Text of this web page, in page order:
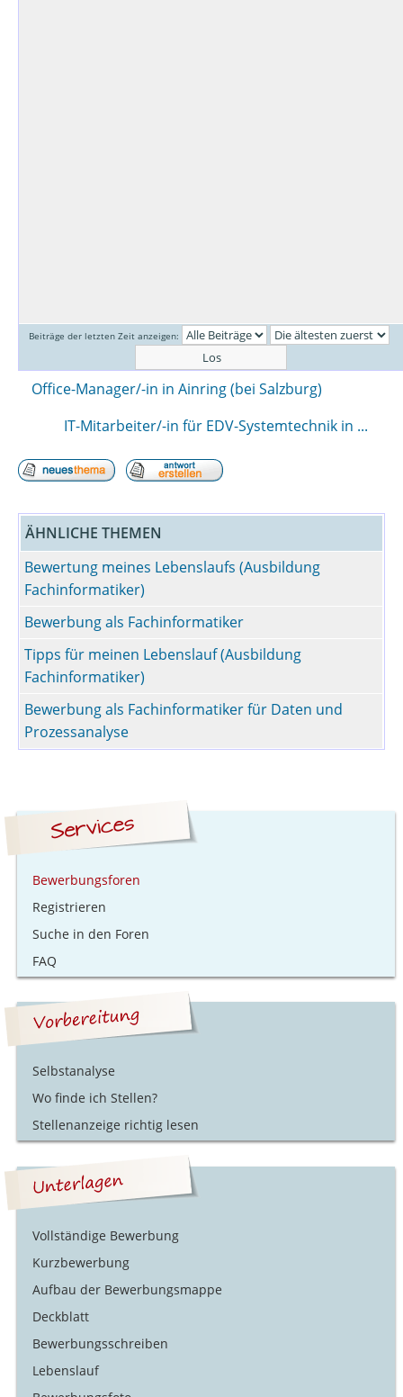
Beiträge der letzten Zeit anzeigen:
Office-Manager/-in in Ainring (bei Salzburg)
IT-Mitarbeiter/-in für EDV-Systemtechnik in ...
ÄHNLICHE THEMEN
Bewertung meines Lebenslaufs (Ausbildung
Fachinformatiker)
Bewerbung als Fachinformatiker
Tipps für meinen Lebenslauf (Ausbildung
Fachinformatiker)
Bewerbung als Fachinformatiker für Daten und
Prozessanalyse
Bewerbungsforen
Registrieren
Suche in den Foren
FAQ
Selbstanalyse
Wo finde ich Stellen?
Stellenanzeige richtig lesen
Vollständige Bewerbung
Kurzbewerbung
Aufbau der Bewerbungsmappe
Deckblatt
Bewerbungsschreiben
Lebenslauf